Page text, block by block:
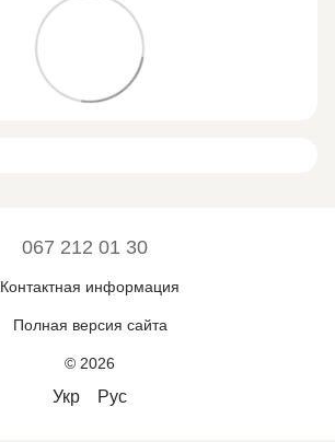
067 212 01 30
Контактная информация
Полная версия сайта
© 2026
Укр Рус